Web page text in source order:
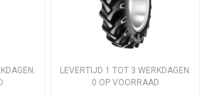
LEVERTIJD 1 TOT 3 WERKDAGEN.
0 OP VOORRAAD